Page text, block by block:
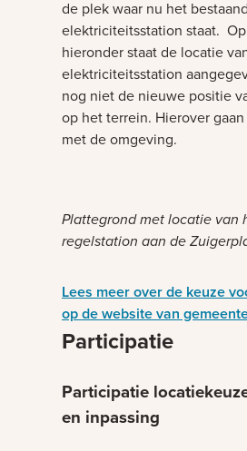
de plek waar nu het
elektriciteitsstation staat.
hieronder staat de locatie
elektriciteitsstation
nog niet de nieuwe positie
op het terrein. Hierover
met de omgeving.
Plattegrond met locatie van
regelstation aan de
Lees meer over de keuze
op de website van
Participatie
Participatie
en inpassing